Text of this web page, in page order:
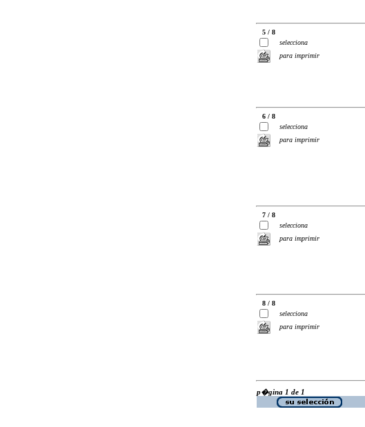
5 / 8
selecciona
para imprimir
6 / 8
selecciona
para imprimir
7 / 8
selecciona
para imprimir
8 / 8
selecciona
para imprimir
p�gina 1 de 1